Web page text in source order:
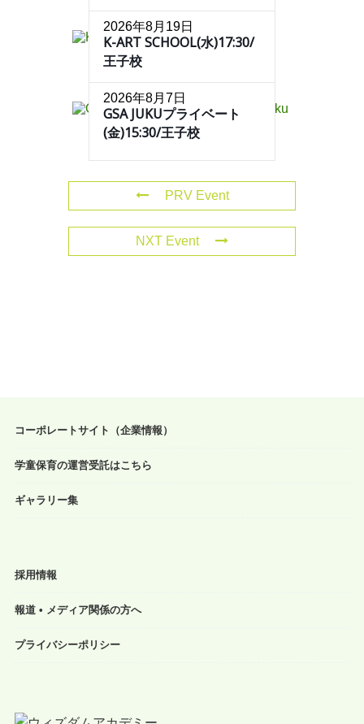
2026年8月19日
K-ART SCHOOL(水)17:30/
王子校
2026年8月7日
GSA JUKUプライベート
(金)15:30/王子校
PRV Event
NXT Event
コーポレートサイト（企業情報）
学童保育の運営受託はこちら
ギャラリー集
採用情報
報道 • メディア関係の方へ
プライバシーポリシー